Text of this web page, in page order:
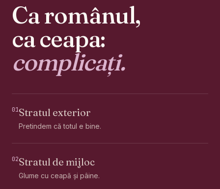
Ca românul,
ca ceapa:
complicați.
01Stratul exterior
Pretindem că totul e bine.
02Stratul de mijloc
Glume cu ceapă și pâine.